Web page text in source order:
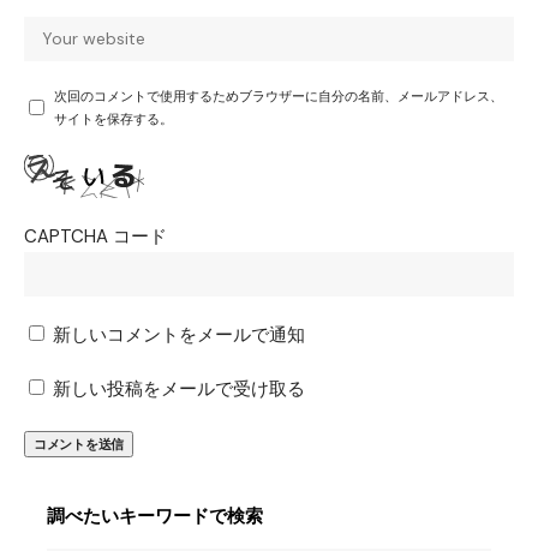
次回のコメントで使用するためブラウザーに自分の名前、メールアドレス、
サイトを保存する。
CAPTCHA コード
新しいコメントをメールで通知
新しい投稿をメールで受け取る
調べたいキーワードで検索